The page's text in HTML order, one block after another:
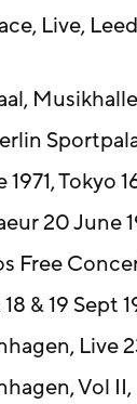
Live,
1971, Tokyo
20 June
Free
& 19 Sept
Live
Vol II,